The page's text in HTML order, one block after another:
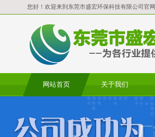
您好！欢迎来到东莞市盛宏环保科技有限公司官网
网站首页 关于我们